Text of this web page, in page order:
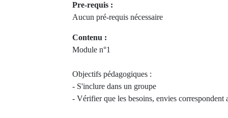
Pre-requis :
Aucun pré-requis nécessaire
Contenu :
Module n°1
Objectifs pédagogiques :
- S'inclure dans un groupe
- Vérifier que les besoins, envies correspondent